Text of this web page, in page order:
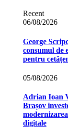
Recent
06/08/2026
George
consumul de
pentru
05/08/2026
Adrian Ioan
Brașov
digitale